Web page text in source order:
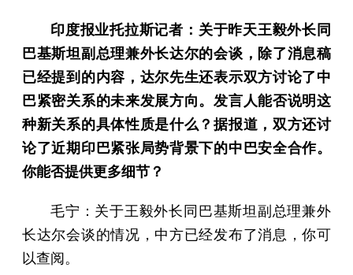
印度报业托拉斯记者：关于昨天王毅外长同
巴基斯坦副总理兼外长达尔的会谈，除了消息稿
已经提到的内容，达尔先生还表示双方讨论了中
巴紧密关系的未来发展方向。发言人能否说明这
种新关系的具体性质是什么？据报道，双方还讨
论了近期印巴紧张局势背景下的中巴安全合作。
你能否提供更多细节？
毛宁：关于王毅外长同巴基斯坦副总理兼外
长达尔会谈的情况，中方已经发布了消息，你可
以查阅。